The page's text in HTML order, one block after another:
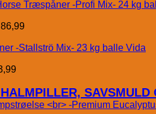
86,99
Vida